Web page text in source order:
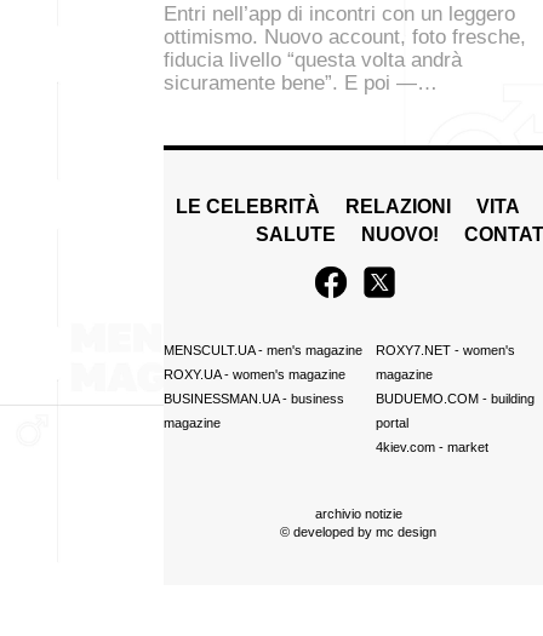
Entri nell’app di incontri con un leggero
ottimismo. Nuovo account, foto fresche,
fiducia livello “questa volta andrà
sicuramente bene”. E poi —…
LE CELEBRITÀ RELAZIONI
VITA
SALUTE
NUOVO!
MENSCULT.UA- men's magazine
ROXY.UA- women's magazine
BUSINESSMAN.UA- business
magazine
ROXY7.NET- women's
magazine
BUDUEMO.COM- building
portal
4kiev.com- market
archivio notizie
© developed by mc design